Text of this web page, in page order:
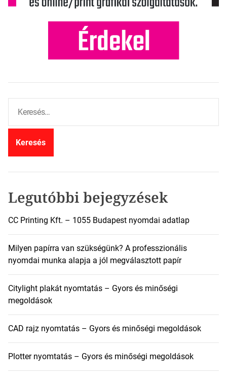
r
Legutóbbi bejegyzések
CC Printing Kft. – 1055 Budapest nyomdai adatlap
Milyen papírra van szükségünk? A professzionális
nyomdai munka alapja a jól megválasztott papír
Citylight plakát nyomtatás – Gyors és minőségi
megoldások
CAD rajz nyomtatás – Gyors és minőségi megoldások
Plotter nyomtatás – Gyors és minőségi megoldások